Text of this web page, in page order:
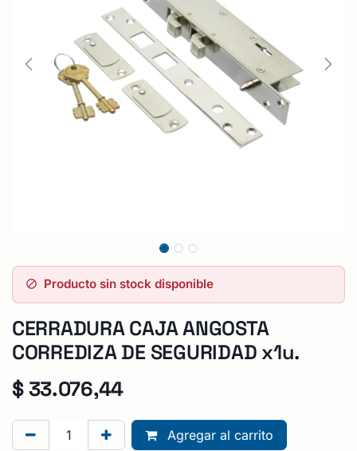
Producto sin stock disponible
CERRADURA CAJA ANGOSTA
CORREDIZA DE SEGURIDAD x1u.
$33.076,44
Agregar al carrito